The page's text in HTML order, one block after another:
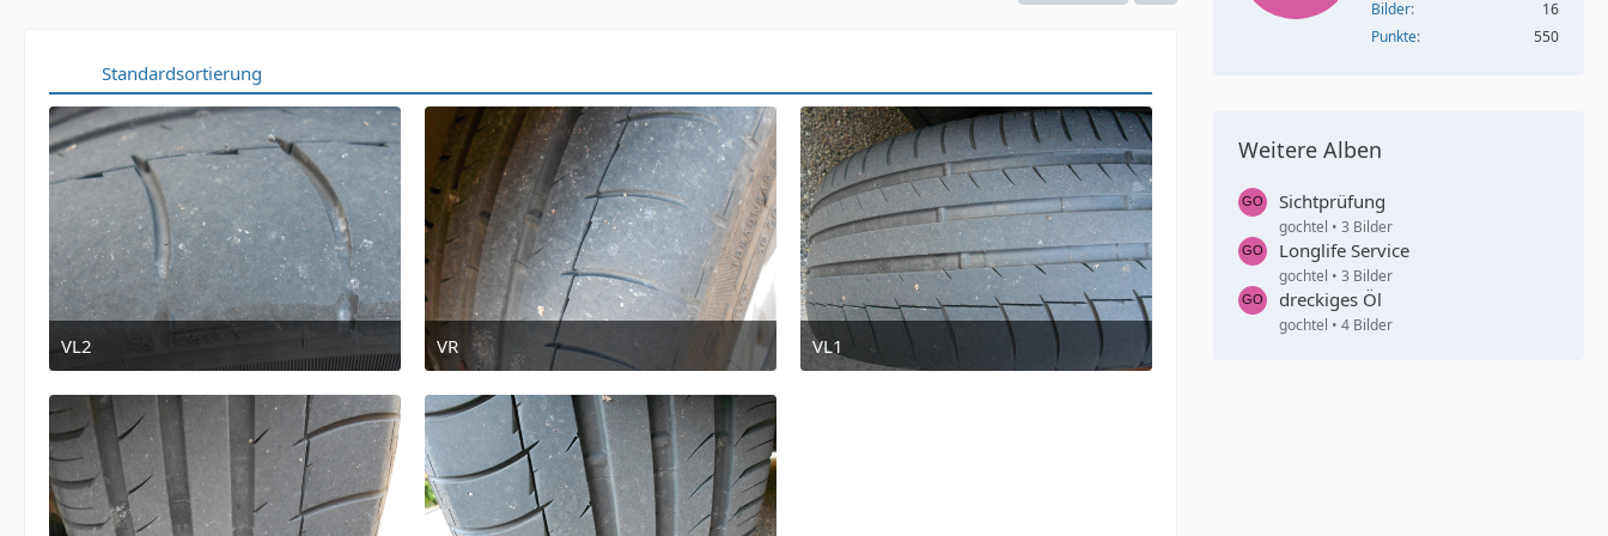
Standardsortierung
VL2
5. Juni 2011 um 22:09
VR
5. Juni 2011 um 22:09
VL1
5. Juni 2011 um 22:14
Bilder
16
Punkte
550
Weitere Alben
Sichtprüfung
gochtel 3 Bilder
Longlife Service
gochtel 3 Bilder
dreckiges Öl
gochtel 4 Bilder